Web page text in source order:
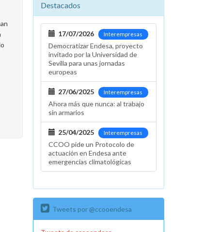
Destacados
Interempresas
17/07/2026
Democratizar Endesa, proyecto
invitado por la Universidad de
Sevilla para unas jornadas
europeas
Interempresas
27/06/2025
Ahora más que nunca: al trabajo
sin armarios
Interempresas
25/04/2025
CCOO pide un Protocolo de
actuación en Endesa ante
emergencias climatológicas
Tweets por @ccooendesa